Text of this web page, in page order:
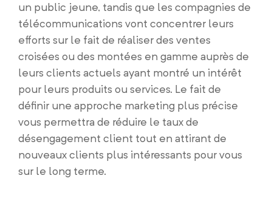
un public jeune, tandis que les compagnies de
télécommunications vont concentrer leurs
efforts sur le fait de réaliser des ventes
croisées ou des montées en gamme auprès de
leurs clients actuels ayant montré un intérêt
pour leurs produits ou services. Le fait de
définir une approche marketing plus précise
vous permettra de réduire le taux de
désengagement client tout en attirant de
nouveaux clients plus intéressants pour vous
sur le long terme.